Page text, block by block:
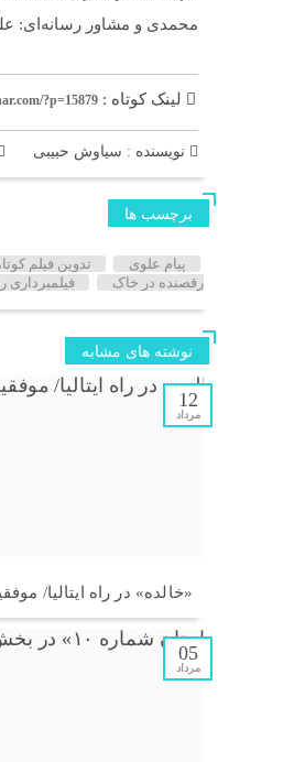
محمدی و مشاور رسانه‌ای:
لینک کوتاه : ?p=15879
نویسنده : سیاوش حبیبی
برچسب ها
پیام علوی تدوین فیلم
رقصنده در خاک
نوشته های مشابه
12
مرداد
«خالده» در راه ایتالیا/
05
مرداد